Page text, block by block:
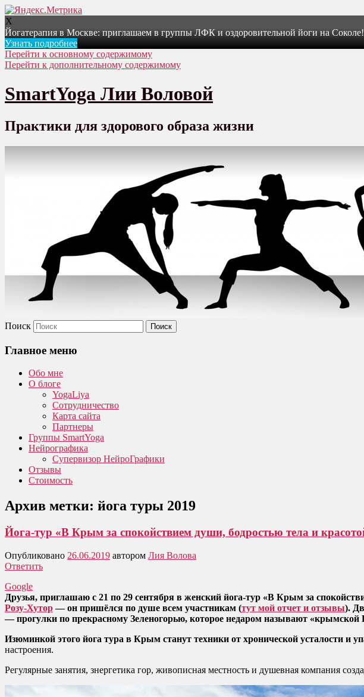
X
Йогатерапия в Москве: приглашаем в группы ЛФК и оздоровительной йоги на Соколе!
Узнать подробнее
Перейти к основному содержимому
Перейти к дополнительному содержимому
SmartYoga Лии Воловой
Практики для здорового образа жизни
Поиск
Главное меню
Обо мне
О блоге
YogaLiya
Сотрудничество
Карта сайта
Партнеры
Группы SmartYoga
Нейрографика
Супервизор НейроГрафики
Отзывы
Стоимость
Архив метки: йога туры 2019
Йога-тур «В Крым за спокойствием души, бодростью тела и
Опубликовано 26.06.2019 автором Лия Волова
Ответить
Google
Друзья, приглашаю с 21 по 29 сентября в женский йога-тур «В Крым за
Розу-Хутор— он пришёлся по душе всем участникам (тут мой отчет и отзывы).
— прогулки по прекрасному Зеленогорью, которое недаром называют
Изюминкой этого йога тура в Крым станут техники от хронической усталости и
настроения.
Регулярные занятия, знергетика гор, живописная местность и душевная компания